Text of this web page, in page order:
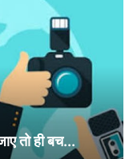
तो ही बच...